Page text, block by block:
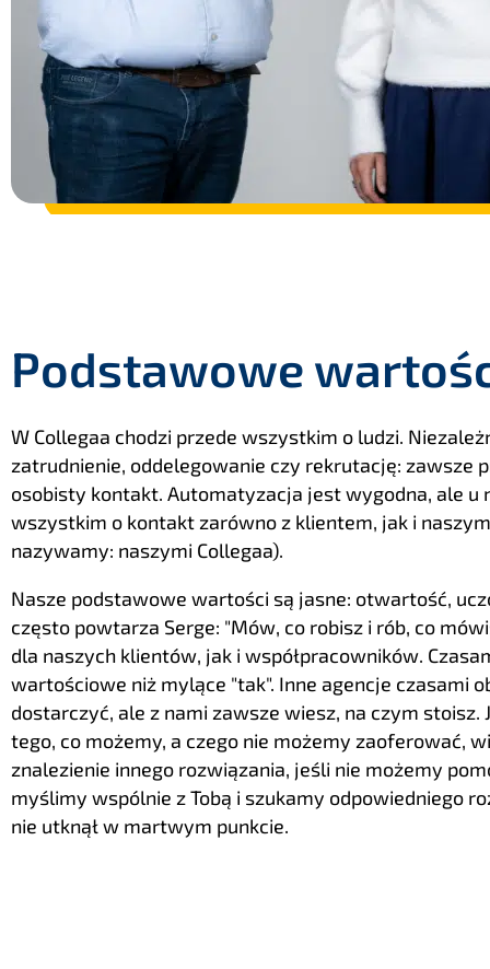
Podstawowe
W Collegaa chodzi przede wszystkim o ludzi.
zatrudnienie, oddelegowanie czy rekrutację: zawsze
osobisty kontakt. Automatyzacja jest wygodna, ale u
wszystkim o kontakt zarówno z klientem, jak i
nazywamy: naszymi Collegaa).
Nasze podstawowe wartości są jasne: otwartość,
często powtarza Serge: "Mów, co robisz i rób, co
dla naszych klientów, jak i współpracowników.
wartościowe niż mylące "tak". Inne agencje czasami
dostarczyć, ale z nami zawsze wiesz, na czym stoisz.
tego, co możemy, a czego nie możemy zaoferować,
znalezienie innego rozwiązania, jeśli nie możemy
myślimy wspólnie z Tobą i szukamy odpowiedniego
nie utknął w martwym punkcie.